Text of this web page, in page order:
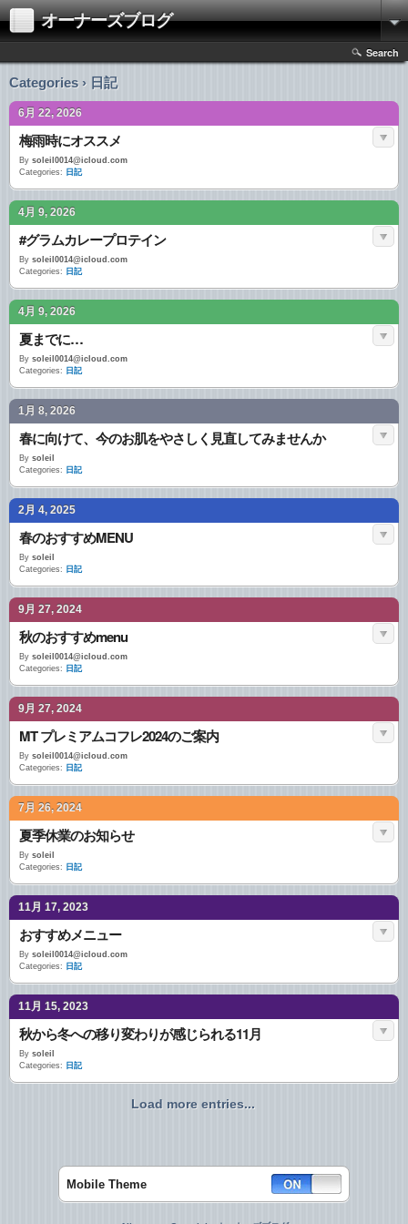
オーナーズブログ
Search
Categories › 日記
6月 22, 2026
梅雨時にオススメ
By soleil0014@icloud.com
Categories: 日記
4月 9, 2026
#グラムカレープロテイン
By soleil0014@icloud.com
Categories: 日記
4月 9, 2026
夏までに…
By soleil0014@icloud.com
Categories: 日記
1月 8, 2026
春に向けて、今のお肌をやさしく見直してみませんか
By soleil
Categories: 日記
2月 4, 2025
春のおすすめMENU
By soleil
Categories: 日記
9月 27, 2024
秋のおすすめmenu
By soleil0014@icloud.com
Categories: 日記
9月 27, 2024
MT プレミアムコフレ2024のご案内
By soleil0014@icloud.com
Categories: 日記
7月 26, 2024
夏季休業のお知らせ
By soleil
Categories: 日記
11月 17, 2023
おすすめメニュー
By soleil0014@icloud.com
Categories: 日記
11月 15, 2023
秋から冬への移り変わりが感じられる11月
By soleil
Categories: 日記
Load more entries...
Mobile Theme